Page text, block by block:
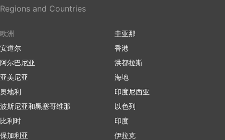
Regions and Countries
欧洲
安道尔
阿尔巴尼亚
亚美尼亚
奥地利
波斯尼亚和黑塞哥维那
比利时
保加利亚
圭亚那
香港
洪都拉斯
海地
印度尼西亚
以色列
印度
伊拉克